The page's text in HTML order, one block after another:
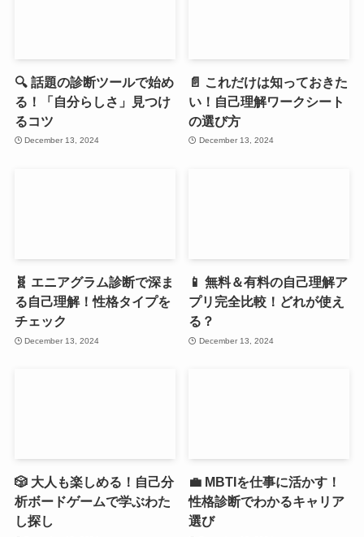
🔍 話題の診断ツールで始め
る！「自分らしさ」見つけ
るコツ
December 13, 2024
📄 これだけは知っておきた
い！自己理解ワークシート
の選び方
December 13, 2024
🧬 エニアグラム診断で深ま
る自己理解！性格タイプを
チェック
December 13, 2024
📱 無料＆有料の自己理解ア
プリ完全比較！どれが使え
る？
December 13, 2024
🎲 大人も楽しめる！自己分
析ボードゲームで学ぶわた
し探し
💼 MBTIを仕事に活かす！
性格診断でわかるキャリア
選び